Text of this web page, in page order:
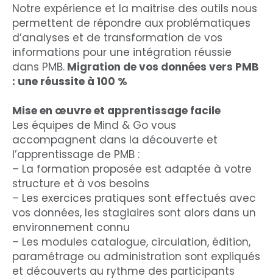
Notre expérience et la maitrise des outils nous
permettent de répondre aux problématiques
d’analyses et de transformation de vos
informations pour une intégration réussie
dans PMB. Migration de vos données vers PMB
: une réussite à 100 %
Mise en œuvre et apprentissage facile
Les équipes de Mind & Go vous
accompagnent dans la découverte et
l’apprentissage de PMB :
– La formation proposée est adaptée à votre
structure et à vos besoins
– Les exercices pratiques sont effectués avec
vos données, les stagiaires sont alors dans un
environnement connu
– Les modules catalogue, circulation, édition,
paramétrage ou administration sont expliqués
et découverts au rythme des participants